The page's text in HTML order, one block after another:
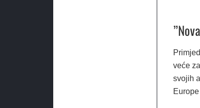
veće
svojih